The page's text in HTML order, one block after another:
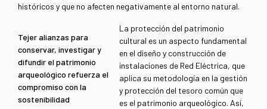
históricos y que no afecten negativamente al entorno natural.
Tejer alianzas para
conservar, investigar y
difundir el patrimonio
arqueológico refuerza el
compromiso con la
sostenibilidad
La protección del patrimonio
cultural es un aspecto fundamental
en el diseño y construcción de
instalaciones de Red Eléctrica, que
aplica su metodología en la gestión
y protección del tesoro común que
es el patrimonio arqueológico. Así,